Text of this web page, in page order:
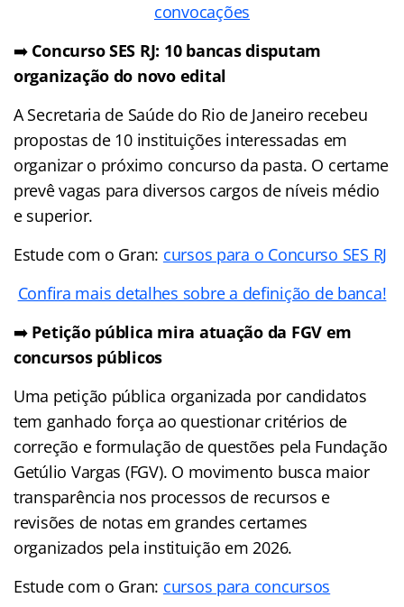
convocações
➡️ Concurso SES RJ: 10 bancas disputam
organização do novo edital
A Secretaria de Saúde do Rio de Janeiro recebeu
propostas de 10 instituições interessadas em
organizar o próximo concurso da pasta. O certame
prevê vagas para diversos cargos de níveis médio
e superior.
Estude com o Gran: cursos para o Concurso SES RJ
Confira mais detalhes sobre a definição de banca!
➡️ Petição pública mira atuação da FGV em
concursos públicos
Uma petição pública organizada por candidatos
tem ganhado força ao questionar critérios de
correção e formulação de questões pela Fundação
Getúlio Vargas (FGV). O movimento busca maior
transparência nos processos de recursos e
revisões de notas em grandes certames
organizados pela instituição em 2026.
Estude com o Gran: cursos para concursos